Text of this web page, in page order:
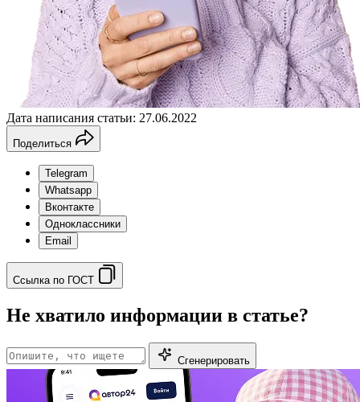
Дата написания статьи: 27.06.2022
Поделиться
Telegram
Whatsapp
Вконтакте
Одноклассники
Email
Ссылка по ГОСТ
Не хватило информации в статье?
Сгенерировать